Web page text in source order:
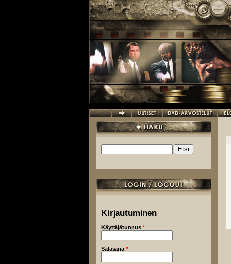
Hakulomake
Kirjautuminen
Käyttäjätunnus *
Salasana *